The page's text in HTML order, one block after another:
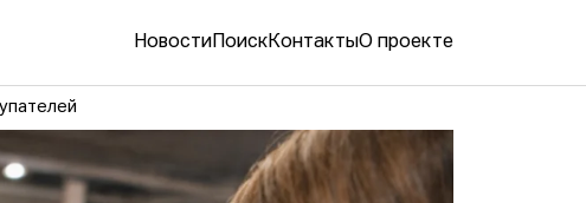
Новости ПоискКонтактыО проекте